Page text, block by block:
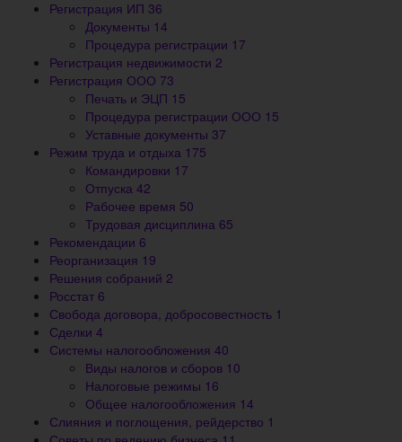
Регистрация ИП 36
Документы 14
Процедура регистрации 17
Регистрация недвижимости 2
Регистрация ООО 73
Печать и ЭЦП 15
Процедура регистрации ООО 15
Уставные документы 37
Режим труда и отдыха 175
Командировки 17
Отпуска 42
Рабочее время 50
Трудовая дисциплина 65
Рекомендации 6
Реорганизация 19
Решения собраний 2
Росстат 6
Свобода договора, добросовестность 1
Сделки 4
Системы налогообложения 40
Виды налогов и сборов 10
Налоговые режимы 16
Общее налогообложения 14
Слияния и поглощения, рейдерство 1